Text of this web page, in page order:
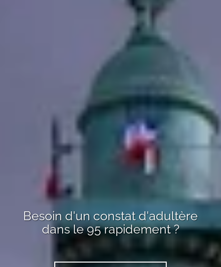
Besoin d'un constat d'adultère
dans le 95rapidement ?